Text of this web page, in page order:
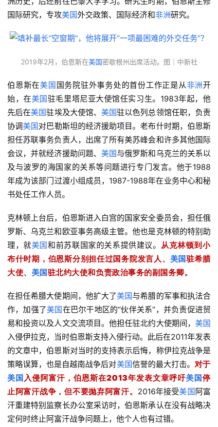
国际研究，专攻美国外交政策、国际经济和非洲研究。
2019年2月，伯恩斯在美国密歇根州出席活动。图｜中新社
伯恩斯在美国 国务院驻外事务处的首份工作正是从非洲开
始，在美国驻毛里塔尼亚大使馆任实习生。1983年起，他
先后在美国驻埃及大使馆、 美国驻以色列总领馆任职，负责
协调美国对巴勒斯坦的经济援助项目。老布什时期，伯恩斯
担任苏联事务负责人，出席了所有美苏峰会和许多其他国际
会议，并就经济援助问题、 美国与俄罗斯和乌克兰的关系以
及与波罗的海国家的关系等问题进行专门发言。他于1988
年成为该部门过渡小组成员，1987-1988年在业务中心和秘
书处任工作人员。
克林顿上台后，伯恩斯进入白宫的国家安全委员会，担任俄
罗斯、乌克兰和欧亚事务高级主管。他也是克林顿的特别助
理，就美国和前苏联国家的关系提供建议。 从克林顿到小
布什时期，伯恩斯分别担任过国务院发言人、 美国驻希腊
大使、 美国驻北约大使和负责政治事务的副国务卿。
在担任希腊大使期间，他扩大了美国与希腊的军事和执法合
作，加强了美国在巴尔干地区的“伙伴关系”，并负责促进贸
易和投资以及人文交流项目。他担任驻北约大使期间， 美国
入侵伊拉克，当时伯恩斯支持入侵行动。此后在2011年发表
的文章中，伯恩斯对当时的支持表示后悔，称伊拉克战争是
策略误算，也是自越南战争后对美国信誉的最大打击。 对于
美国 入侵阿富汗，伯恩斯在2013年发表文章呼吁美国停
止阿富汗战争，但不要抛弃阿富汗。 2016年接受美国 阿富
汗重建特别监察长办公室采访时，伯恩斯承认在没有战略决
定何时终止阿富汗战争问题上，他个人也有过错。